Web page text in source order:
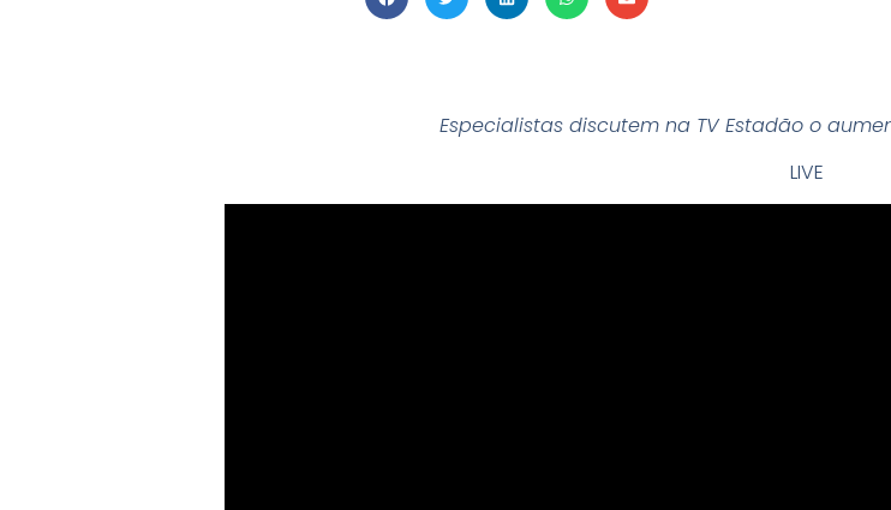
Especialistas discutem na TV Estadão o
LIVE